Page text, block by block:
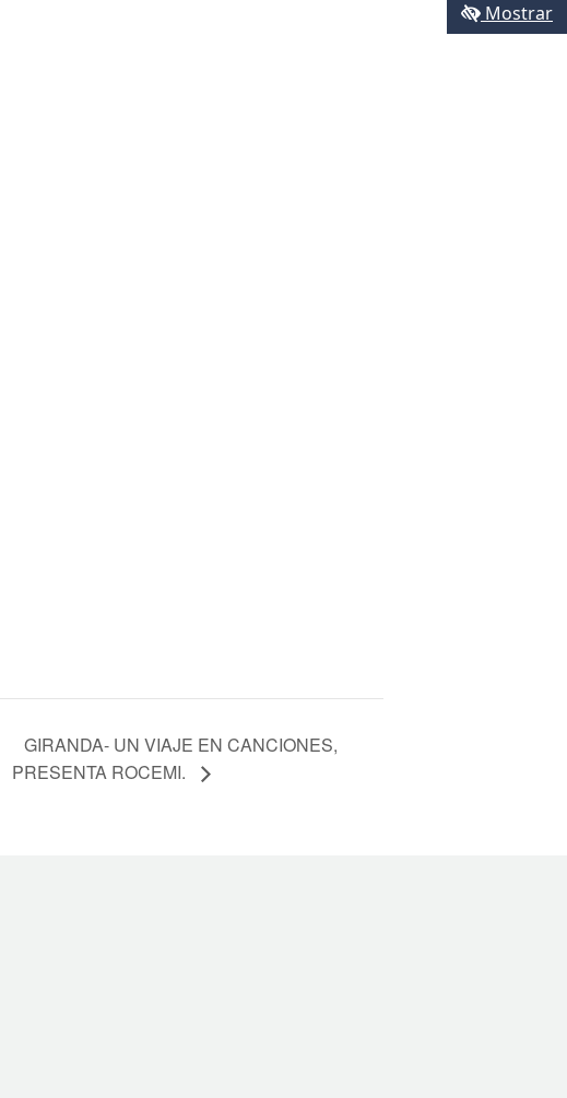
Mostrar
GIRANDA- UN VIAJE EN CANCIONES,
PRESENTA ROCEMI.